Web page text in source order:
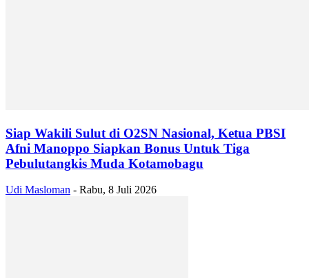
Siap Wakili Sulut di O2SN Nasional, Ketua PBSI
Afni Manoppo Siapkan Bonus Untuk Tiga
Pebulutangkis Muda Kotamobagu
Udi Masloman - Rabu, 8 Juli 2026